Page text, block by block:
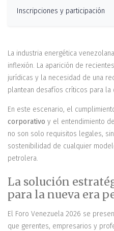
Inscripciones y participación
La industria energética
inflexión. La aparición de
jurídicas y la necesidad de una
plantean desafíos críticos para
En este escenario, el
corporativo y el entendimiento
no son solo requisitos legales,
sostenibilidad de cualquier
petrolera.
La solución
para la nueva era
El Foro Venezuela 2026 se
que gerentes, empresarios y